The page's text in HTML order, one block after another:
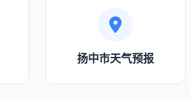
扬中市天气预报